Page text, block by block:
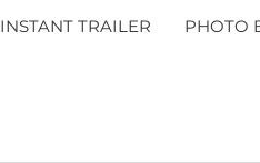
INSTANT TRAILER PHOTO